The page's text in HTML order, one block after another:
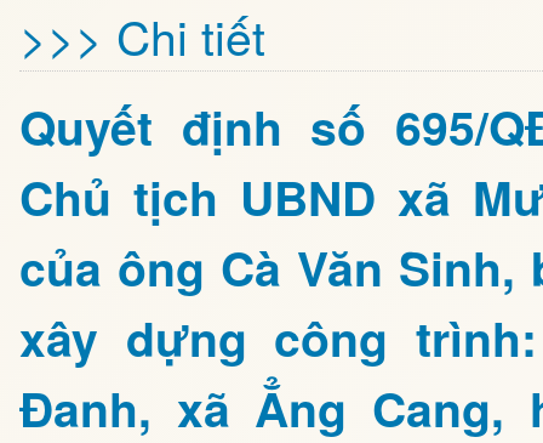
>>> Chi tiết
Quyết định số 695/
Chủ tịch UBND xã
của ông Cà Văn
xây dựng công
Đanh, xã Ẳng Cang,